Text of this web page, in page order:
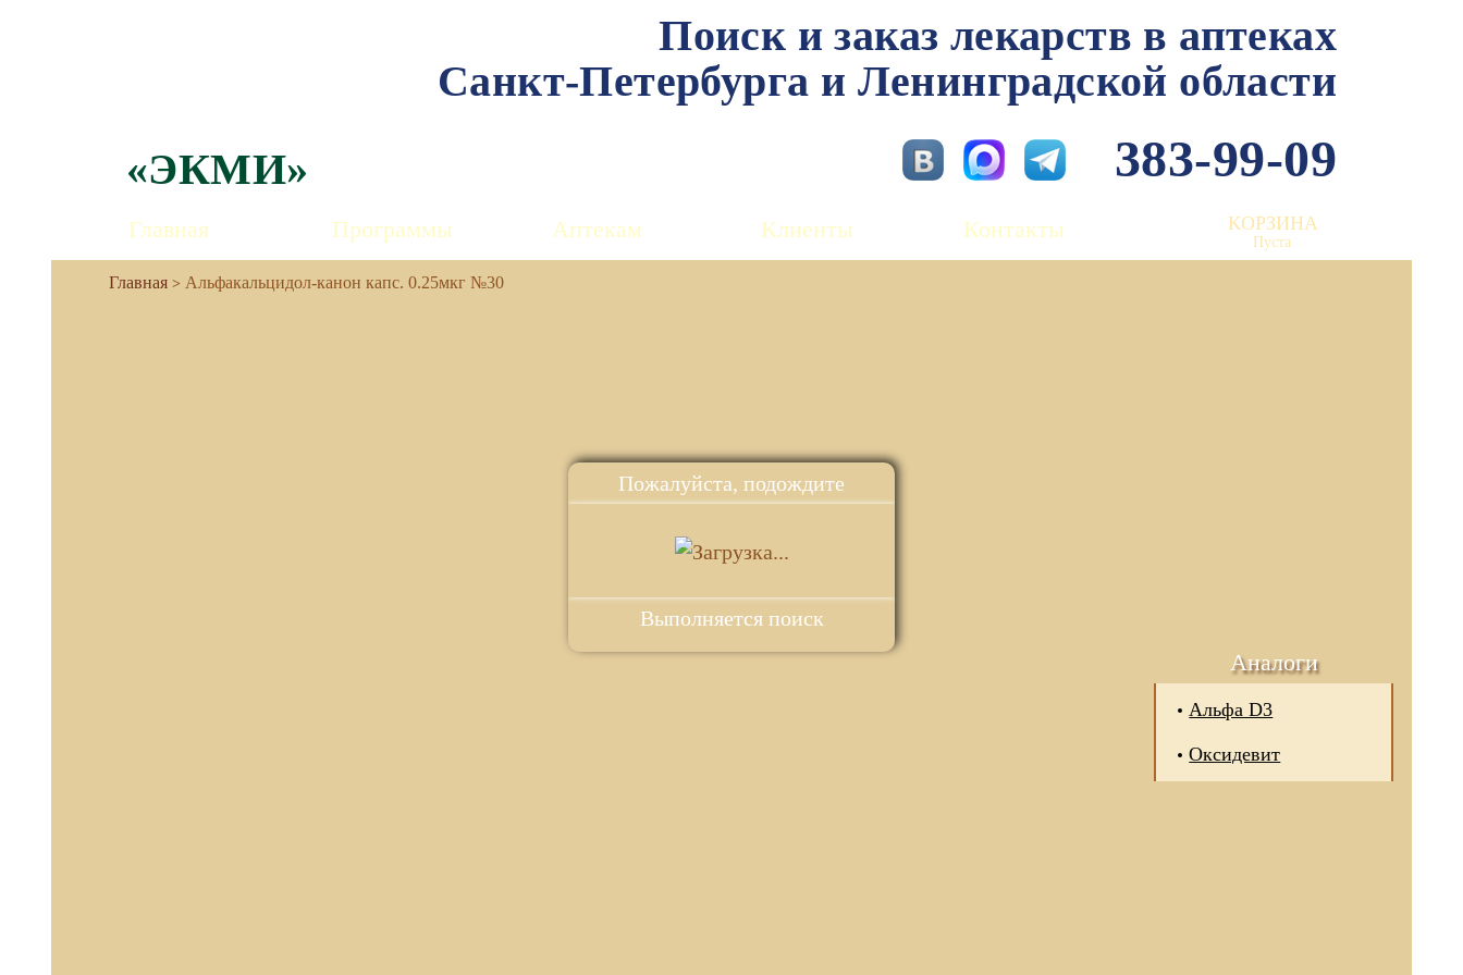
Пожалуйста, подождите
Выполняется поиск
Поиск и заказ лекарств в аптеках
Санкт-Петербурга и Ленинградской области
383-99-09
«ЭКМИ»
Главная Программы Аптекам Клиенты Контакты КОРЗИНА
Пуста
Альфакальцидол-канон капс. 0.25мкг №30
Аналоги
Альфа D3
Оксидевит